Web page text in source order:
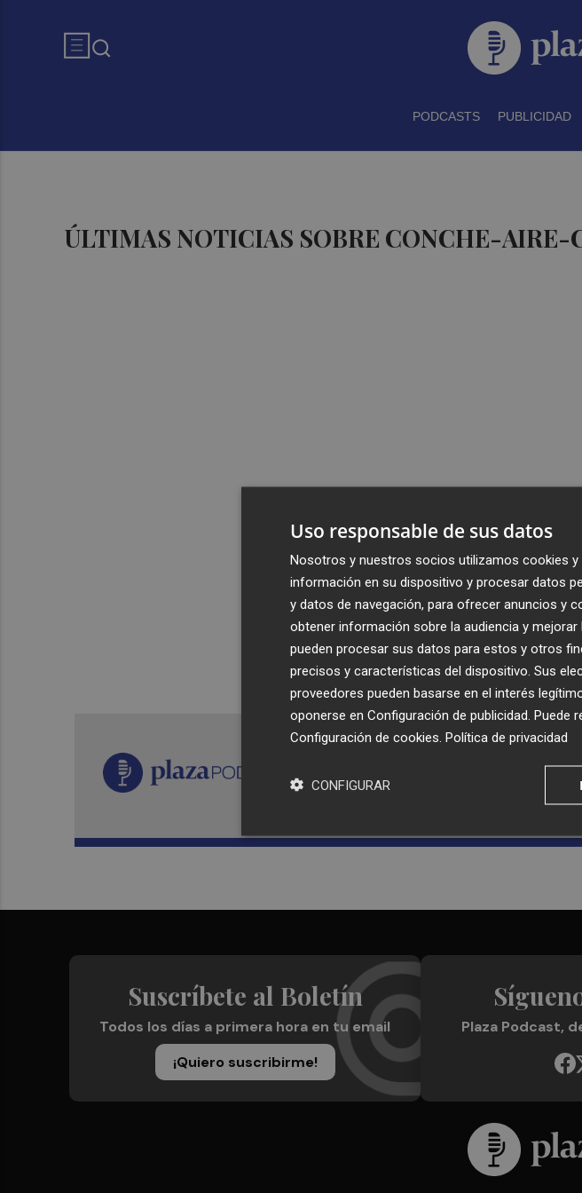
PODCASTS PUBLICIDAD
ÚLTIMAS NOTICIAS SOBRE CONCHE-
Recibe toda
Plaza
Suscríbete al Boletín
Todos los días a primera hora en tu email
¡Quiero suscribirme!
Plaza Podcast,
Uso responsable de sus datos
Nosotros y nuestros socios utilizamos cookies
información en su dispositivo y procesar datos
y datos de navegación, para ofrecer anuncios y
obtener información sobre la audiencia y mejorar
pueden procesar sus datos para estos y otros
precisos y características del dispositivo. Sus
proveedores pueden basarse en el interés
oponerse en Configuración de publicidad .
Configuración de cookies Política de privacidad
CONFIGURAR